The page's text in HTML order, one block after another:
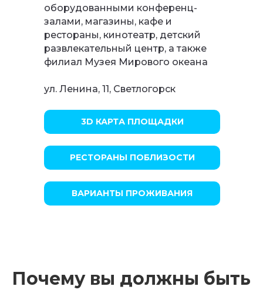
оборудованными конференц-
залами, магазины, кафе и
рестораны, кинотеатр, детский
развлекательный центр, а также
филиал Музея Мирового океана
ул. Ленина, 11, Светлогорск
3D КАРТА ПЛОЩАДКИ
ВАРИАНТЫ ПРОЖИВАНИЯ
РЕСТОРАНЫ ПОБЛИЗОСТИ
Почему вы должны быть